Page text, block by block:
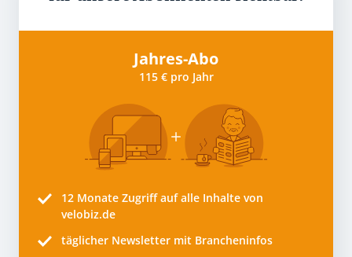
Jahres-Abo
115 € pro Jahr
12 Monate Zugriff auf alle Inhalte von
velobiz.de
täglicher Newsletter mit Brancheninfos